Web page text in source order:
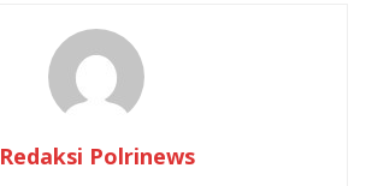
Redaksi Polrinews